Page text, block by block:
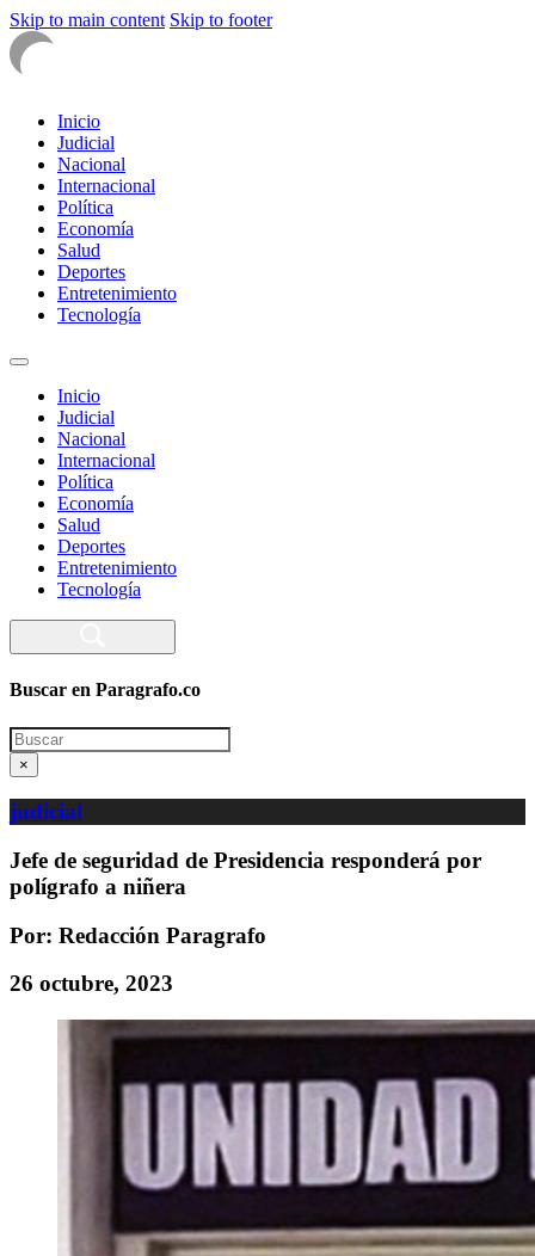
Skip to main content Skip to footer
Inicio
Judicial
Nacional
Internacional
Política
Economía
Salud
Deportes
Entretenimiento
Tecnología
Inicio
Judicial
Nacional
Internacional
Política
Economía
Salud
Deportes
Entretenimiento
Tecnología
Buscar en Paragrafo.co
Search
×
judicial
Jefe de seguridad de Presidencia responderá por
polígrafo a niñera
Por: Redacción Paragrafo
26 octubre, 2023